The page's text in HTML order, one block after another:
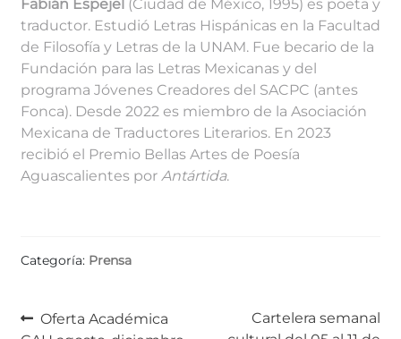
Fabián Espejel (Ciudad de México, 1995) es poeta y
traductor. Estudió Letras Hispánicas en la Facultad
de Filosofía y Letras de la UNAM. Fue becario de la
Fundación para las Letras Mexicanas y del
programa Jóvenes Creadores del SACPC (antes
Fonca). Desde 2022 es miembro de la Asociación
Mexicana de Traductores Literarios. En 2023
recibió el Premio Bellas Artes de Poesía
Aguascalientes por Antártida.
Categoría: Prensa
Navegación
Anterior:
Oferta Académica
Siguiente:
Cartelera semanal